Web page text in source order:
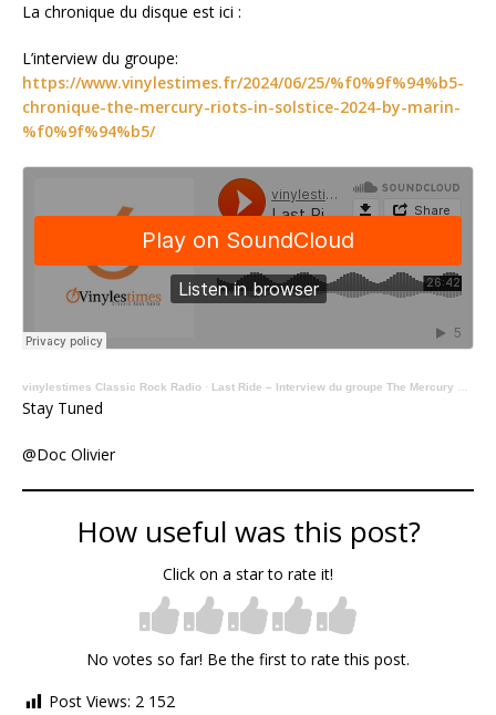
La chronique du disque est ici :
L’interview du groupe:
https://www.vinylestimes.fr/2024/06/25/%f0%9f%94%b5-
chronique-the-mercury-riots-in-solstice-2024-by-marin-
%f0%9f%94%b5/
vinylestimes Classic Rock Radio · Last Ride – Interview du groupe The Mercury Riots avec le Doc.
Stay Tuned
@Doc Olivier
How useful was this post?
Click on a star to rate it!
No votes so far! Be the first to rate this post.
Post Views: 2 152